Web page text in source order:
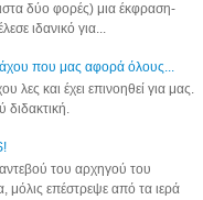
δύο φορές) μια έκφραση-
ιδανικό για...
που μας αφορά όλους...
λες και έχει επινοηθεί για μας.
διδακτική.
του αρχηγού του
μόλις επέστρεψε από τα ιερά